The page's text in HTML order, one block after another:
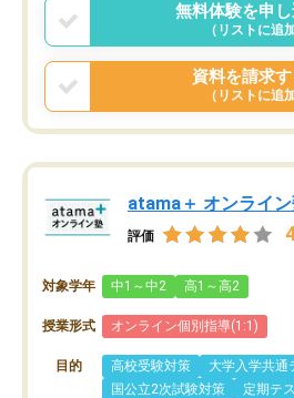
無料体験を申
（リストに追
資料を請求
（リストに追
atama＋ オンライ
評価
対象学年 中1～中2 高1～高2
授業形式 オンライン個別指導(1:1)
目的 高校受験対策
大学入学共通
国公立2次試験対策
定期テ